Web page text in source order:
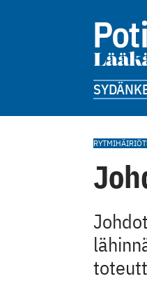
SYDÄN
RYTMIHÄIRIÖT